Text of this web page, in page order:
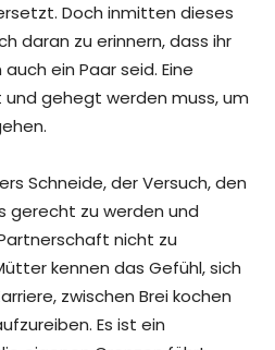
Doch inmitten dieses
daran zu erinnern, dass ihr
ein Paar seid. Eine
gehegt werden muss, um
Schneide, der Versuch, den
gerecht zu werden und
nicht zu
kennen das Gefühl, sich
zwischen Brei kochen
Es ist ein